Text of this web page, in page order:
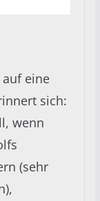
eine
sich:
wenn
(sehr